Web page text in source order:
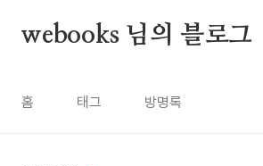
webooks 님의 블로그
홈 태그 방명록